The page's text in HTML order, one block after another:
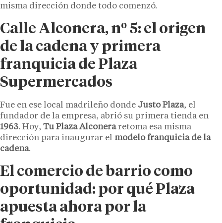
misma dirección donde todo comenzó.
Calle Alconera, nº 5: el origen
de la cadena y primera
franquicia de Plaza
Supermercados
Fue en ese local madrileño donde Justo Plaza, el
fundador de la empresa, abrió su primera tienda en
1963. Hoy, Tu Plaza Alconeraretoma esa misma
dirección para inaugurar el modelo franquicia de la
cadena.
El comercio de barrio como
oportunidad: por qué Plaza
apuesta ahora por la